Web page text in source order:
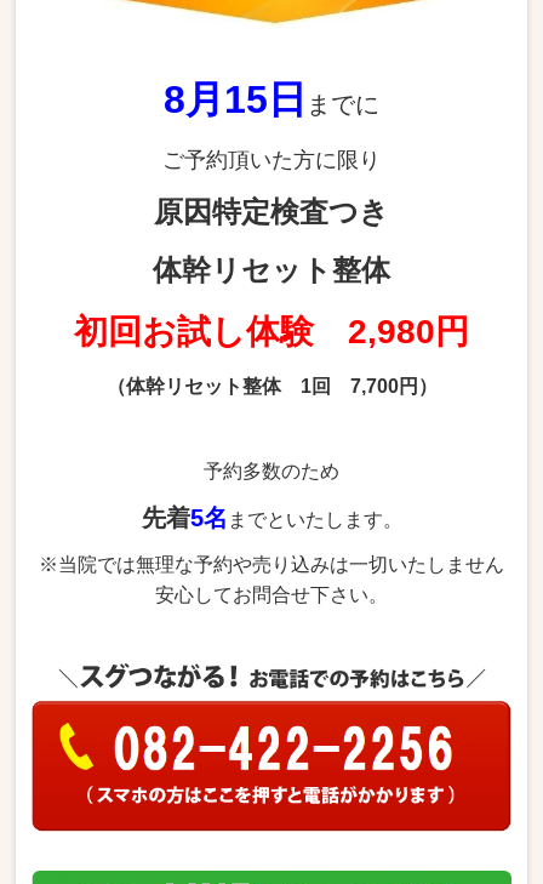
8月15 日 までに
ご予約頂いた方に限り
原因特定検査つき
体幹リセット整体
初回お試し体験 2,980円
（体幹リセット整体 1回 7,700円）
予約多数のため
先着5名 までといたします。
※当院では無理な予約や売り込みは一切いたしません
安心してお問合せ下さい。